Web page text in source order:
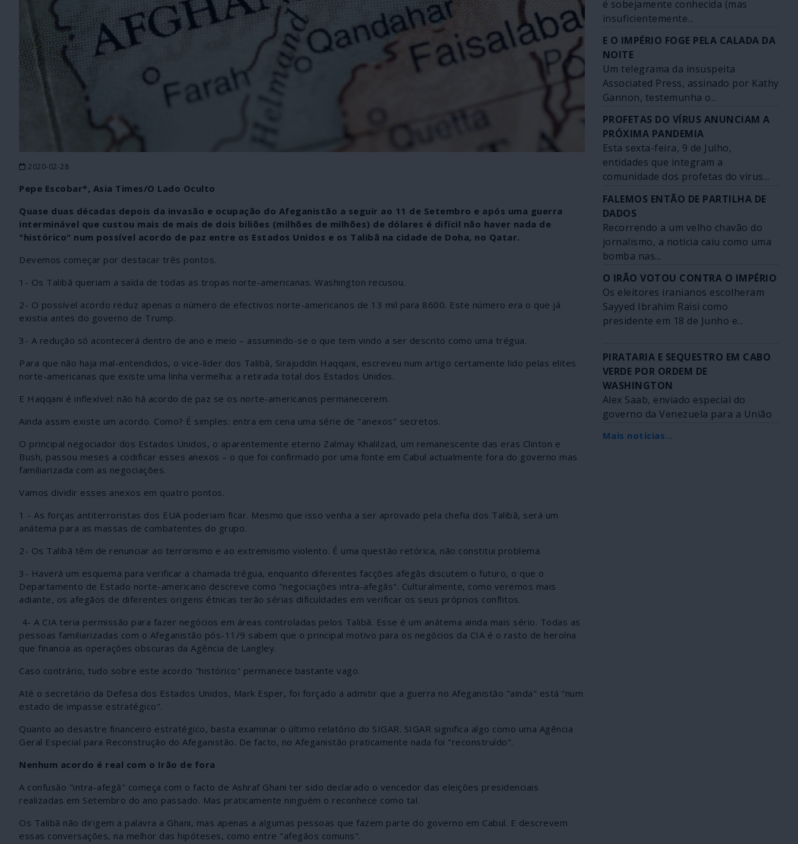
2020-02-28
Pepe Escobar*, Asia Times/O Lado Oculto
Quase duas décadas depois da invasão e ocupação do Afeganistão a seguir ao 11 de Setembro e após uma guerra
interminável que custou mais de mais de dois biliões (milhões de milhões) de dólares é difícil não haver nada de
"histórico" num possível acordo de paz entre os Estados Unidos e os Talibã na cidade de Doha, no Qatar.
Devemos começar por destacar três pontos.
1- Os Talibã queriam a saída de todas as tropas norte-americanas. Washington recusou.
2- O possível acordo reduz apenas o número de efectivos norte-americanos de 13 mil para 8600. Este número era o que já
existia antes do governo de Trump.
3- A redução só acontecerá dentro de ano e meio – assumindo-se o que tem vindo a ser descrito como uma trégua.
Para que não haja mal-entendidos, o vice-líder dos Talibã, Sirajuddin Haqqani, escreveu num artigo certamente lido pelas elites
norte-americanas que existe uma linha vermelha: a retirada total dos Estados Unidos.
E Haqqani é inflexível: não há acordo de paz se os norte-americanos permanecerem.
Ainda assim existe um acordo. Como? É simples: entra em cena uma série de "anexos" secretos.
O principal negociador dos Estados Unidos, o aparentemente eterno Zalmay Khalilzad, um remanescente das eras Clinton e
Bush, passou meses a codificar esses anexos – o que foi confirmado por uma fonte em Cabul actualmente fora do governo mas
familiarizada com as negociações.
Vamos dividir esses anexos em quatro pontos.
1 - As forças antiterroristas dos EUA poderiam ficar. Mesmo que isso venha a ser aprovado pela chefia dos Talibã, será um
anátema para as massas de combatentes do grupo.
2- Os Talibã têm de renunciar ao terrorismo e ao extremismo violento. É uma questão retórica, não constitui problema.
3- Haverá um esquema para verificar a chamada trégua, enquanto diferentes facções afegãs discutem o futuro, o que o
Departamento de Estado norte-americano descreve como "negociações intra-afegãs". Culturalmente, como veremos mais
adiante, os afegãos de diferentes origens étnicas terão sérias dificuldades em verificar os seus próprios conflitos.
4- A CIA teria permissão para fazer negócios em áreas controladas pelos Talibã. Esse é um anátema ainda mais sério. Todas as
pessoas familiarizadas com o Afeganistão pós-11/9 sabem que o principal motivo para os negócios da CIA é o rasto de heroína
que financia as operações obscuras da Agência de Langley.
Caso contrário, tudo sobre este acordo "histórico" permanece bastante vago.
Até o secretário da Defesa dos Estados Unidos, Mark Esper, foi forçado a admitir que a guerra no Afeganistão "ainda" está “num
estado de impasse estratégico".
Quanto ao desastre financeiro estratégico, basta examinar o último relatório do SIGAR. SIGAR significa algo como uma Agência
Geral Especial para Reconstrução do Afeganistão. De facto, no Afeganistão praticamente nada foi "reconstruído".
Nenhum acordo é real com o Irão de fora
A confusão "intra-afegã" começa com o facto de Ashraf Ghani ter sido declarado o vencedor das eleições presidenciais
realizadas em Setembro do ano passado. Mas praticamente ninguém o reconhece como tal.
Os Talibã não dirigem a palavra a Ghani, mas apenas a algumas pessoas que fazem parte do governo em Cabul. E descrevem
essas conversações, na melhor das hipóteses, como entre "afegãos comuns".
é sobejamente conhecida (mas
insuficientemente...
E O IMPÉRIO FOGE PELA CALADA DA
NOITE
Um telegrama da insuspeita
Associated Press, assinado por Kathy
Gannon, testemunha o...
PROFETAS DO VÍRUS ANUNCIAM A
PRÓXIMA PANDEMIA
Esta sexta-feira, 9 de Julho,
entidades que integram a
comunidade dos profetas do vírus...
FALEMOS ENTÃO DE PARTILHA DE
DADOS
Recorrendo a um velho chavão do
jornalismo, a notícia caiu como uma
bomba nas...
O IRÃO VOTOU CONTRA O IMPÉRIO
Os eleitores iranianos escolheram
Sayyed Ibrahim Raisi como
presidente em 18 de Junho e...
PIRATARIA E SEQUESTRO EM CABO
VERDE POR ORDEM DE
WASHINGTON
Alex Saab, enviado especial do
governo da Venezuela para a União
Mais notícias...